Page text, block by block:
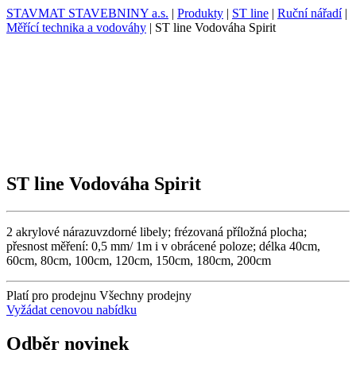
STAVMAT STAVEBNINY a.s. | Produkty | ST line | Ruční nářadí|
Měřící technika a vodováhy | ST line Vodováha Spirit
ST line Vodováha Spirit
2 akrylové nárazuvzdorné libely; frézovaná příložná plocha;
přesnost měření: 0,5 mm/ 1m i v obrácené poloze; délka 40cm,
60cm, 80cm, 100cm, 120cm, 150cm, 180cm, 200cm
Platí pro prodejnu Všechny prodejny
Vyžádat cenovou nabídku
Odběr novinek